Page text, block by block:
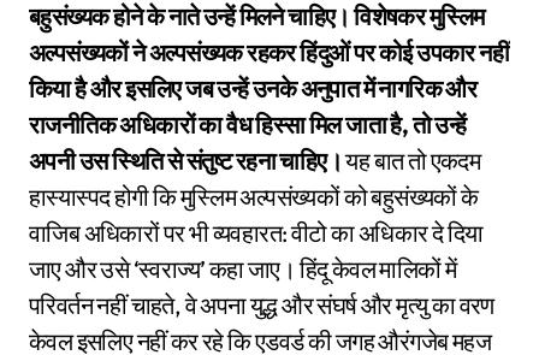
बहुसंख्यक होने के नाते उन्हें मिलने चाहिए। विशेषकर मुस्लिम
अल्पसंख्यकों ने अल्पसंख्यक रहकर हिंदुओं पर कोई उपकार नहीं
किया है और इसलिए जब उन्हें उनके अनुपात में नागरिक और
राजनीतिक अधिकारों का वैध हिस्सा मिल जाता है, तो उन्हें
अपनी उस स्थिति से संतुष्ट रहना चाहिए।यह बात तो एकदम
हास्यास्पद होगी कि मुस्लिम अल्पसंख्यकों को बहुसंख्यकों के
वाजिब अधिकारों पर भी व्यवहारत: वीटो का अधिकार दे दिया
जाए और उसे ‘स्वराज्य’ कहा जाए। हिंदू केवल मालिकों में
परिवर्तन नहीं चाहते, वे अपना युद्ध और संघर्ष और मृत्यु का वरण
केवल इसलिए नहीं कर रहे कि एडवर्ड की जगह औरंगजेब महज